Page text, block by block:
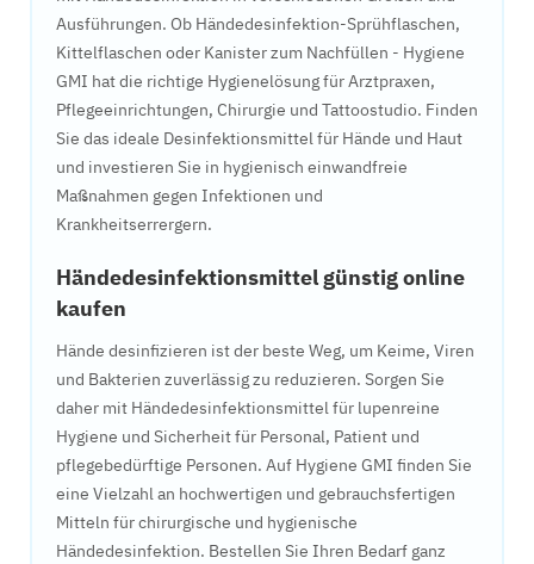
Ausführungen. Ob Händedesinfektion-Sprühflaschen,
Kittelflaschen oder Kanister zum Nachfüllen - Hygiene
GMI hat die richtige Hygienelösung für Arztpraxen,
Pflegeeinrichtungen, Chirurgie und Tattoostudio. Finden
Sie das ideale Desinfektionsmittel für Hände und Haut
und investieren Sie in hygienisch einwandfreie
Maßnahmen gegen Infektionen und
Krankheitserrergern.
Händedesinfektionsmittel günstig online
kaufen
Hände desinfizieren ist der beste Weg, um Keime, Viren
und Bakterien zuverlässig zu reduzieren. Sorgen Sie
daher mit Händedesinfektionsmittel für lupenreine
Hygiene und Sicherheit für Personal, Patient und
pflegebedürftige Personen. Auf Hygiene GMI finden Sie
eine Vielzahl an hochwertigen und gebrauchsfertigen
Mitteln für chirurgische und hygienische
Händedesinfektion. Bestellen Sie Ihren Bedarf ganz